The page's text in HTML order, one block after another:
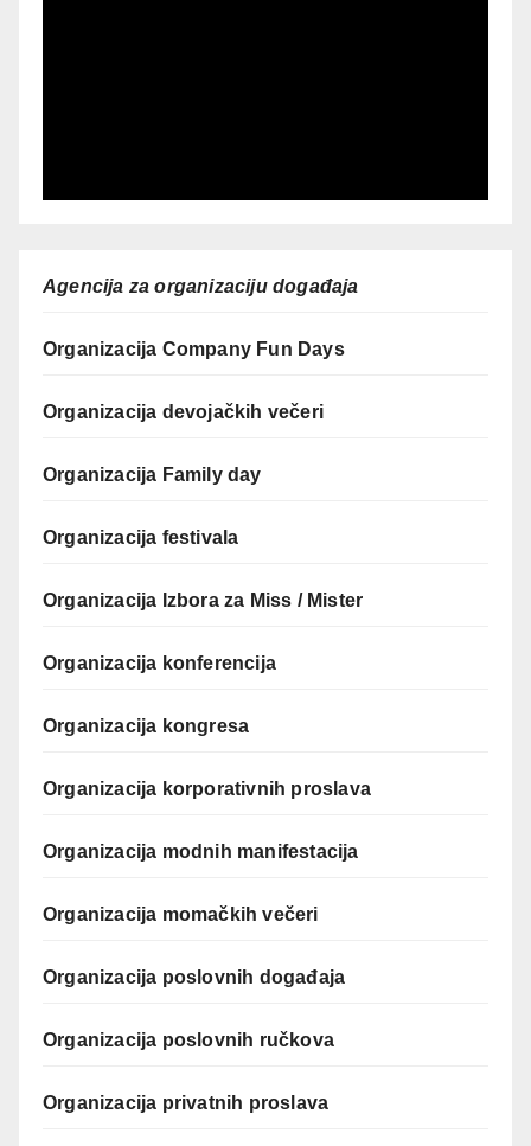
Agencija za organizaciju događaja
Organizacija Company Fun Days
Organizacija devojačkih večeri
Organizacija Family day
Organizacija festivala
Organizacija Izbora za Miss / Mister
Organizacija konferencija
Organizacija kongresa
Organizacija korporativnih proslava
Organizacija modnih manifestacija
Organizacija momačkih večeri
Organizacija poslovnih događaja
Organizacija poslovnih ručkova
Organizacija privatnih proslava